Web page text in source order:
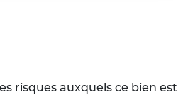
risques auxquels ce bien est